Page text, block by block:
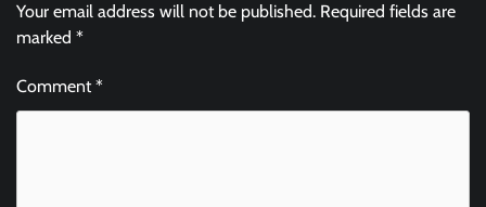
Your email address will not be published. Required fields are
marked *
Comment*